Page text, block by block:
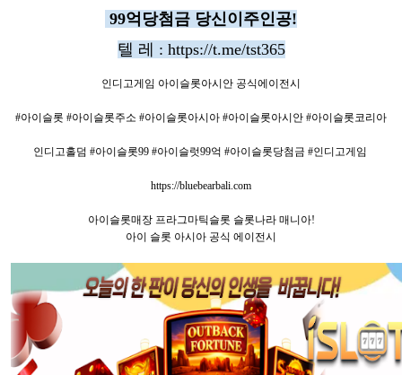
99억당첨금 당신이주인공!
텔 레 : https://t.me/tst365
인디고게임 아이슬롯아시안 공식에이전시
#아이슬롯 #아이슬롯주소 #아이슬롯아시아 #아이슬롯아시안 #아이슬롯코리아
인디고홀덤 #아이슬롯99 #아이슬럿99억 #아이슬롯당첨금 #인디고게임
https://bluebearbali.com
아이슬롯매장 프라그마틱슬롯 슬롯나라 매니아!
아이 슬롯 아시아 공식 에이전시